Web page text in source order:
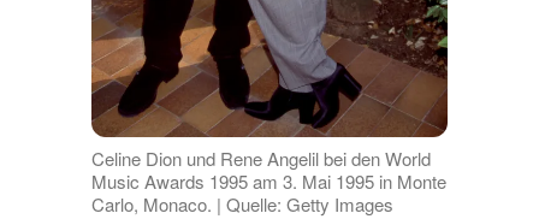
Celine Dion und Rene Angelil bei den World
Music Awards 1995 am 3. Mai 1995 in Monte
Carlo, Monaco. | Quelle: Getty Images